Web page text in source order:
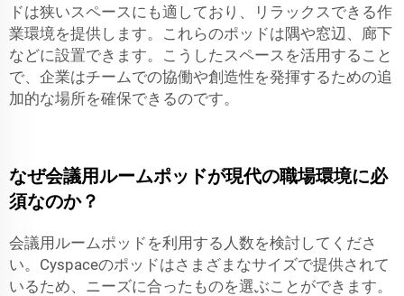
ドは狭いスペースにも適しており、リラックスできる作
業環境を提供します。これらのポッドは隅や窓辺、廊下
などに設置できます。こうしたスペースを活用すること
で、企業はチームでの協働や創造性を発揮するための追
加的な場所を確保できるのです。
なぜ会議用ルームポッドが現代の職場環境に必
須なのか？
会議用ルームポッドを利用する人数を検討してくださ
い。Cyspaceのポッドはさまざまなサイズで提供されて
いるため、ニーズに合ったものを選ぶことができます。